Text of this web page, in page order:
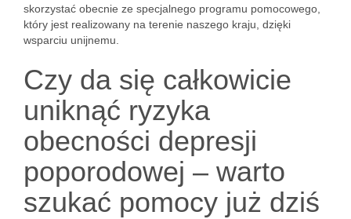
skorzystać obecnie ze specjalnego programu pomocowego,
który jest realizowany na terenie naszego kraju, dzięki
wsparciu unijnemu.
Czy da się całkowicie
uniknąć ryzyka
obecności depresji
poporodowej – warto
szukać pomocy już dziś